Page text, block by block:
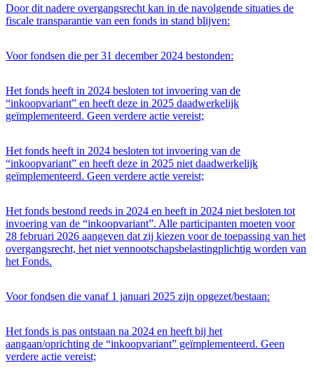
Door dit nadere overgangsrecht kan in de navolgende situaties de
fiscale transparantie van een fonds in stand blijven:
Voor fondsen die per 31 december 2024 bestonden:
Het fonds heeft in 2024 besloten tot invoering van de
“inkoopvariant” en heeft deze in 2025 daadwerkelijk
geïmplementeerd. Geen verdere actie vereist;
Het fonds heeft in 2024 besloten tot invoering van de
“inkoopvariant” en heeft deze in 2025 niet daadwerkelijk
geïmplementeerd. Geen verdere actie vereist;
Het fonds bestond reeds in 2024 en heeft in 2024 niet besloten tot
invoering van de “inkoopvariant”. Alle participanten moeten voor
28 februari 2026 aangeven dat zij kiezen voor de toepassing van het
overgangsrecht, het niet vennootschapsbelastingplichtig worden van
het Fonds.
Voor fondsen die vanaf 1 januari 2025 zijn opgezet/bestaan:
Het fonds is pas ontstaan na 2024 en heeft bij het
aangaan/oprichting de “inkoopvariant” geïmplementeerd. Geen
verdere actie vereist;